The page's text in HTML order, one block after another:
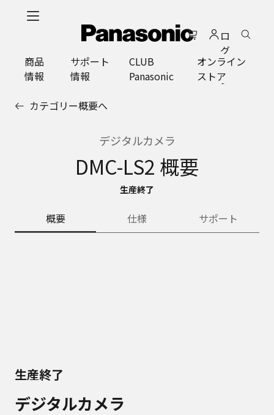
ロ
グ
イ
ン
商品
情報
サポート
情報
CLUB
Panasonic
オンライン
ストア
カテゴリー概要へ
デジタルカメラ
DMC-LS2 概要
生産終了
概要 仕様 サポート
生産終了
デジタルカメラ